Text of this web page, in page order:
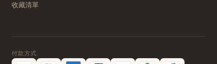
收藏清單
付款方式